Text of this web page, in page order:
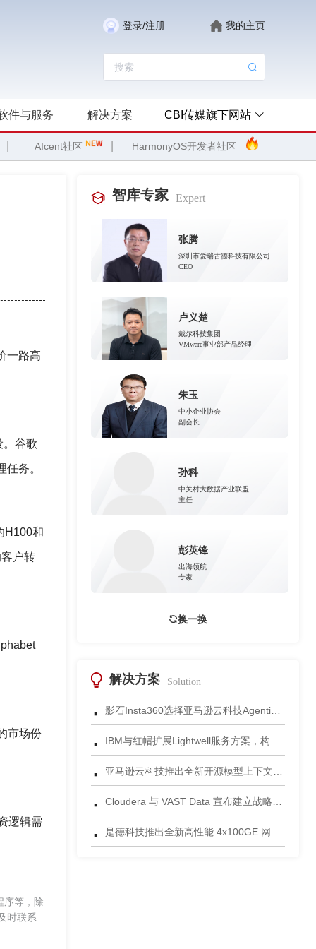
登录/注册 我的主页
件与服务 解决方案 CBI传媒旗下网站
AIcent社区 HarmonyOS开发者社区
一路高
。谷歌
务。
H100和
户转
市场份
逻辑需
序等，除
时联系
智库专家 Expert
张腾
深圳市爱瑞古德科技有限公司
CEO
卢义楚
戴尔科技集团
VMware事业部产品经理
朱玉
中小企业协会
副会长
孙科
中关村大数据产业联盟
主任
彭英锋
出海领航
专家
换一换
解决方案 Solution
· 影石Insta360选择亚马逊云科技Agentic AI 正式发布一站式智能成片应用
·
·
·
·